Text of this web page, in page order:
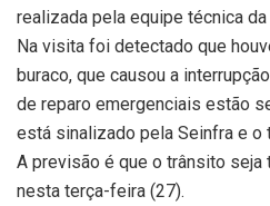
realizada pela equipe técnica
Na visita foi detectado que
buraco, que causou a
de reparo emergenciais estão
está sinalizado pela Seinfra e
A previsão é que o trânsito
nesta terça-feira (27).